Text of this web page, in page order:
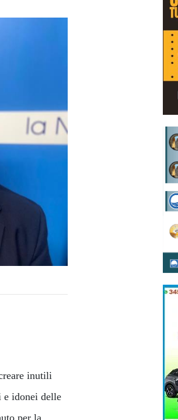
inutili
e idonei delle
per la